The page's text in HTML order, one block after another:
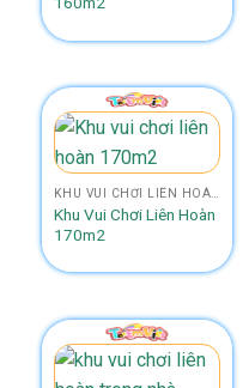
Khu Vui Chơi Liên Hoàn
170m2